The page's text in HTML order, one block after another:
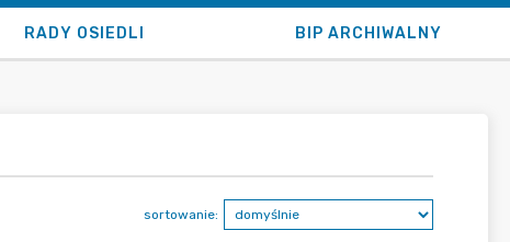
RADY OSIEDLI BIP ARCHIWALNY
sortowanie: